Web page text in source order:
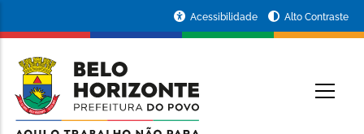
conteúdo
principal
da
Prefeitura
de
Acessibilidade Alto Contraste